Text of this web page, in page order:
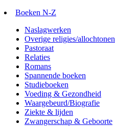
Boeken N-Z
Naslagwerken
Overige religies/allochtonen
Pastoraat
Relaties
Romans
Spannende boeken
Studieboeken
Voeding & Gezondheid
Waargebeurd/Biografie
Ziekte & lijden
Zwangerschap & Geboorte